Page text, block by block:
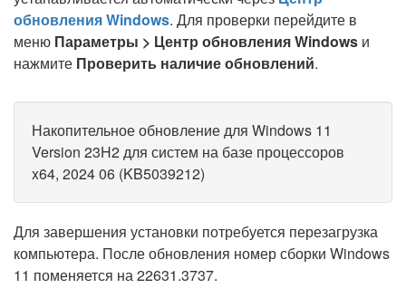
обновления Windows. Для проверки перейдите в
меню Параметры > Центр обновления Windows и
нажмите Проверить наличие обновлений.
Накопительное обновление для Windows 11
Version 23H2 для систем на базе процессоров
x64, 2024 06 (KB5039212)
Для завершения установки потребуется перезагрузка
компьютера. После обновления номер сборки Windows
11 поменяется на 22631.3737.